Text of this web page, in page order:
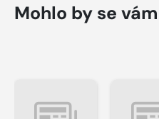
Mohlo by se